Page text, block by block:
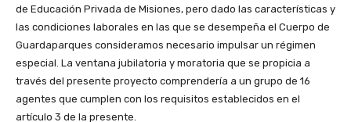
de Educación Privada de Misiones, pero dado las características y
las condiciones laborales en las que se desempeña el Cuerpo de
Guardaparques consideramos necesario impulsar un régimen
especial. La ventana jubilatoria y moratoria que se propicia a
través del presente proyecto comprendería a un grupo de 16
agentes que cumplen con los requisitos establecidos en el
artículo 3 de la presente.